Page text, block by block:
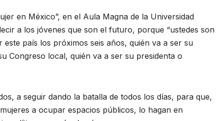
en México”, en el Aula Magna de la Universidad
a los jóvenes que son el futuro, porque “ustedes son
país los próximos seis años, quién va a ser su
Congreso local, quién va a ser su presidenta o
a seguir dando la batalla de todos los días, para que,
a ocupar espacios públicos, lo hagan en